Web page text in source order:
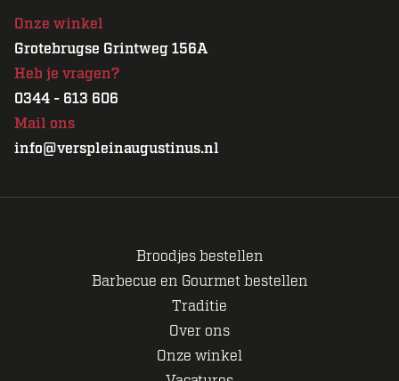
Onze winkel
Grotebrugse Grintweg 156A
Heb je vragen?
0344 - 613 606
Mail ons
info@verspleinaugustinus.nl
Broodjes bestellen
Barbecue en Gourmet bestellen
Traditie
Over ons
Onze winkel